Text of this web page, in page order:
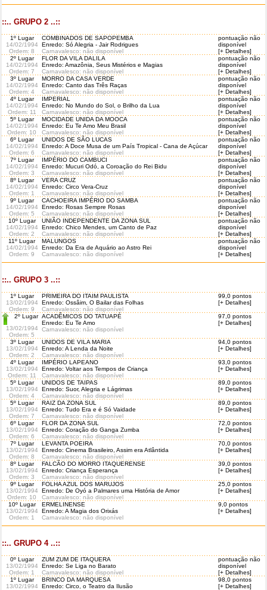
::.. GRUPO 2 ..::
1º Lugar
14/02/1994
Ordem: 8
COMBINADOS DE SAPOPEMBA
Enredo: Só Alegria - Jair Rodrigues
Carnavalesco: não disponível
pontuação não
disponível
[+ Detalhes]
2º Lugar
14/02/1994
Ordem: 7
FLOR DA VILA DALILA
Enredo: Amazônia, Seus Mistérios e Magias
Carnavalesco: não disponível
pontuação não
disponível
[+ Detalhes]
3º Lugar
14/02/1994
Ordem: 4
MORRO DA CASA VERDE
Enredo: Canto das Três Raças
Carnavalesco: não disponível
pontuação não
disponível
[+ Detalhes]
4º Lugar
14/02/1994
Ordem: 11
IMPERIAL
Enredo: No Mundo do Sol, o Brilho da Lua
Carnavalesco: não disponível
pontuação não
disponível
[+ Detalhes]
5º Lugar
14/02/1994
Ordem: 10
MOCIDADE UNIDA DA MOOCA
Enredo: Eu Te Amo Meu Brasil
Carnavalesco: não disponível
pontuação não
disponível
[+ Detalhes]
6º Lugar
14/02/1994
Ordem: 6
UNIDOS DE SÃO LUCAS
Enredo: A Doce Musa de um País Tropical - Cana de Açúcar
Carnavalesco: não disponível
pontuação não
disponível
[+ Detalhes]
7º Lugar
14/02/1994
Ordem: 3
IMPÉRIO DO CAMBUCI
Enredo: Mucuri Odó, a Coroação do Rei Bidu
Carnavalesco: não disponível
pontuação não
disponível
[+ Detalhes]
8º Lugar
14/02/1994
Ordem: 1
VERA CRUZ
Enredo: Circo Vera-Cruz
Carnavalesco: não disponível
pontuação não
disponível
[+ Detalhes]
9º Lugar
14/02/1994
Ordem: 5
CACHOEIRA IMPÉRIO DO SAMBA
Enredo: Rosas Sempre Rosas
Carnavalesco: não disponível
pontuação não
disponível
[+ Detalhes]
10º Lugar
14/02/1994
Ordem: 2
UNIÃO INDEPENDENTE DA ZONA SUL
Enredo: Chico Mendes, um Canto de Paz
Carnavalesco: não disponível
pontuação não
disponível
[+ Detalhes]
11º Lugar
14/02/1994
Ordem: 9
MALUNGOS
Enredo: Da Era de Aquário ao Astro Rei
Carnavalesco: não disponível
pontuação não
disponível
[+ Detalhes]
::.. GRUPO 3 ..::
1º Lugar
13/02/1994
Ordem: 9
PRIMEIRA DO ITAIM PAULISTA
Enredo: Ossâim, O Bailar das Folhas
Carnavalesco: não disponível
99,0 pontos
[+ Detalhes]
2º Lugar
13/02/1994
Ordem: 5
ACADÊMICOS DO TATUAPÉ
Enredo: Eu Te Amo
Carnavalesco: não disponível
97,0 pontos
[+ Detalhes]
3º Lugar
13/02/1994
Ordem: 2
UNIDOS DE VILA MARIA
Enredo: A Lenda da Noite
Carnavalesco: não disponível
94,0 pontos
[+ Detalhes]
4º Lugar
13/02/1994
Ordem: 11
IMPÉRIO LAPEANO
Enredo: Voltar aos Tempos de Criança
Carnavalesco: não disponível
93,0 pontos
[+ Detalhes]
5º Lugar
13/02/1994
Ordem: 4
UNIDOS DE TAIPAS
Enredo: Suor, Alegria e Lágrimas
Carnavalesco: não disponível
89,0 pontos
[+ Detalhes]
5º Lugar
13/02/1994
Ordem: 7
RAIZ DA ZONA SUL
Enredo: Tudo Era e é Só Vaidade
Carnavalesco: não disponível
89,0 pontos
[+ Detalhes]
6º Lugar
13/02/1994
Ordem: 6
FLOR DA ZONA SUL
Enredo: Coração do Ganga Zumba
Carnavalesco: não disponível
72,0 pontos
[+ Detalhes]
7º Lugar
13/02/1994
Ordem: 8
LEVANTA POEIRA
Enredo: Cinema Brasileiro, Assim era Atlântida
Carnavalesco: não disponível
70,0 pontos
[+ Detalhes]
8º Lugar
13/02/1994
Ordem: 3
FALCÃO DO MORRO ITAQUERENSE
Enredo: Criança Esperança
Carnavalesco: não disponível
39,0 pontos
[+ Detalhes]
9º Lugar
13/02/1994
Ordem: 10
FOLHA AZUL DOS MARUJOS
Enredo: De Oyó a Palmares uma História de Amor
Carnavalesco: não disponível
25,0 pontos
[+ Detalhes]
10º Lugar
13/02/1994
Ordem: 1
ERMELINENSE
Enredo: A Magia dos Orixás
Carnavalesco: não disponível
9,0 pontos
[+ Detalhes]
::.. GRUPO 4 ..::
0º Lugar
13/02/1994
Ordem: 1
ZUM ZUM DE ITAQUERA
Enredo: Se Liga no Barato
Carnavalesco: não disponível
pontuação não
disponível
[+ Detalhes]
1º Lugar
13/02/1994
BRINCO DA MARQUESA
Enredo: Circo, o Teatro da Ilusão
98,0 pontos
[+ Detalhes]